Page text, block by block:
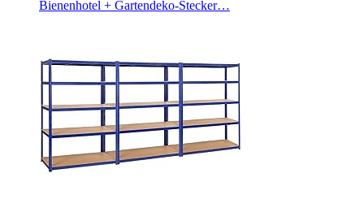
Bienenhotel + Gartendeko-Stecker…